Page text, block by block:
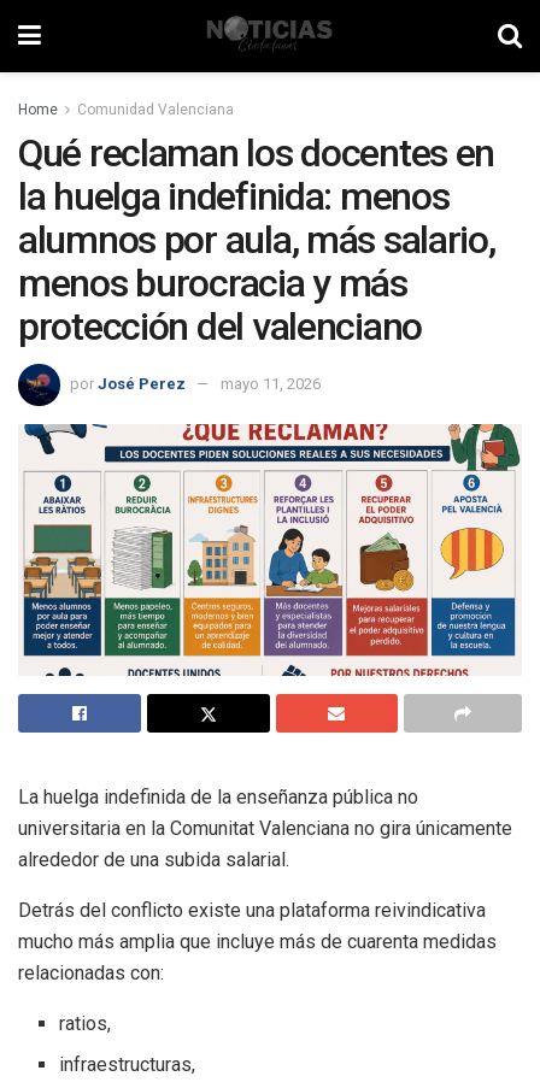
Home Comunidad Valenciana
Qué reclaman los docentes en
la huelga indefinida: menos
alumnos por aula, más salario,
menos burocracia y más
protección del valenciano
por José Perez mayo 11, 2026
La huelga indefinida de la enseñanza pública no
universitaria en la Comunitat Valenciana no gira únicamente
alrededor de una subida salarial.
Detrás del conflicto existe una plataforma reivindicativa
mucho más amplia que incluye más de cuarenta medidas
relacionadas con:
ratios,
infraestructuras,